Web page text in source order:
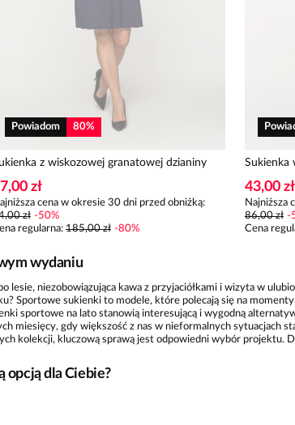
Powiadom 80%
z wiskozowej granatowej dzianiny
zł
cena w okresie 30 dni przed obniżką:
zł -50%
regularna: 185,00 zł -80%
Sukienka
43,00 zł
Najniższa
86,00 zł -
Cena
wydaniu
lesie, niezobowiązująca kawa z przyjaciółkami i wizyta w
Sportowe sukienki to modele, które polecają się na
sportowe na lato stanowią interesującą i wygodną
miesięcy, gdy większość z nas w nieformalnych sytuacjach
kolekcji, kluczową sprawą jest odpowiedni wybór projektu.
opcją dla Ciebie?